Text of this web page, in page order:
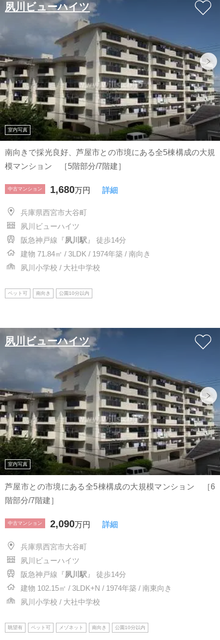
夙川ビューハイツ
室内写真
南向きで採光良好、芦屋市との市境にある全5棟構成の大規
模マンション ［5階部分/7階建］
中古マンション 1,680万円 詳細
兵庫県西宮市大谷町
夙川ビューハイツ
阪急神戸線『 夙川駅 』 徒歩14分
建物 71.84㎡ / 3LDK / 1974年築 / 南向き
夙川小学校 / 大社中学校
ペット可 南向き 公園10分以内
夙川ビューハイツ
室内写真
芦屋市との市境にある全5棟構成の大規模マンション ［6
階部分/7階建］
中古マンション 2,090万円 詳細
兵庫県西宮市大谷町
夙川ビューハイツ
阪急神戸線『 夙川駅 』 徒歩14分
建物 102.15㎡ / 3LDK+N / 1974年築 / 南東向き
夙川小学校 / 大社中学校
眺望有 ペット可 メゾネット 南向き 公園10分以内